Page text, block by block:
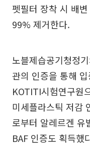
펫필터 장착 시 배
99% 제거한다.
노블제습공기청정
관의 인증을 통해
KOTITI시험연구원
미세플라스틱 저감
로부터 알레르겐 유
BAF 인증도 획득했